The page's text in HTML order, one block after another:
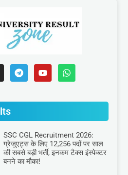
SSC CGL Recruitment 2026:
ग्रेजुएट्स के लिए 12,256 पदों पर साल
की सबसे बड़ी भर्ती, इनकम टैक्स इंस्पेक्टर
बनने का मौका!